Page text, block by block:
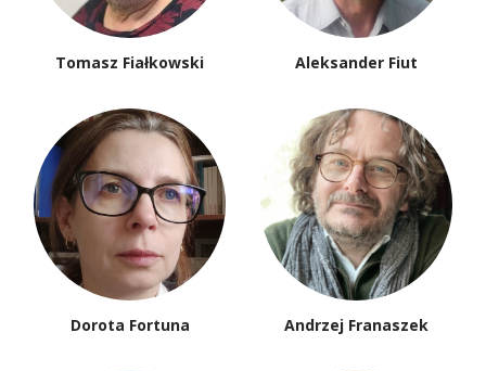
Tomasz Fiałkowski Aleksander Fiut
Dorota Fortuna Andrzej Franaszek